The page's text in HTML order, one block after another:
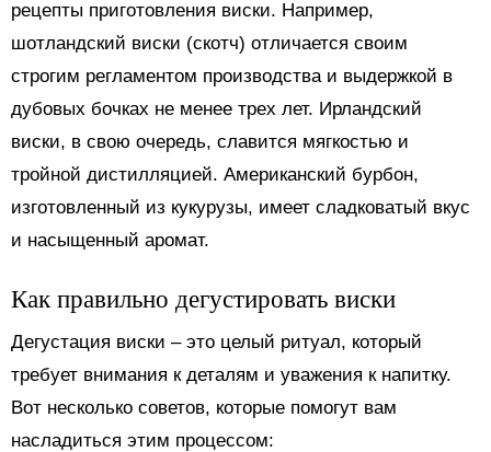
рецепты приготовления виски. Например,
шотландский виски (скотч) отличается своим
строгим регламентом производства и выдержкой в
дубовых бочках не менее трех лет. Ирландский
виски, в свою очередь, славится мягкостью и
тройной дистилляцией. Американский бурбон,
изготовленный из кукурузы, имеет сладковатый вкус
и насыщенный аромат.
Как правильно дегустировать виски
Дегустация виски – это целый ритуал, который
требует внимания к деталям и уважения к напитку.
Вот несколько советов, которые помогут вам
насладиться этим процессом: